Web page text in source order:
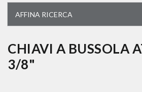
AFFINA RICERCA
UTENSILERIA STAHLWILLE
carrelli ed assortimenti
CHIAVI A BUSSOLA
3/8"